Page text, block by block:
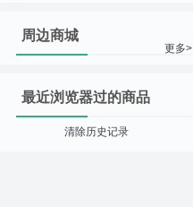
周边商城
更多>
最近浏览器过的商品
清除历史记录